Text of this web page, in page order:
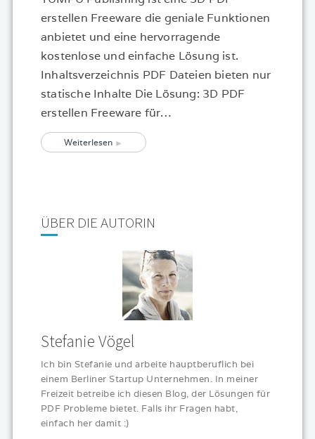
erstellen Freeware die geniale Funktionen
anbietet und eine hervorragende
kostenlose und einfache Lösung ist.
Inhaltsverzeichnis PDF Dateien bieten nur
statische Inhalte Die Lösung: 3D PDF
erstellen Freeware für…
Weiterlesen
ÜBER DIE AUTORIN
Stefanie Vögel
Ich bin Stefanie und arbeite hauptberuflich bei
einem Berliner Startup Unternehmen. In meiner
Freizeit betreibe ich diesen Blog, der Lösungen für
PDF Probleme bietet. Falls ihr Fragen habt,
einfach her damit :)